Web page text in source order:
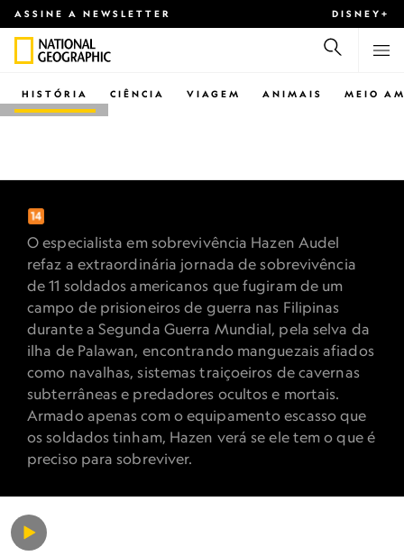
ASSINE A NEWSLETTER DISNEY+
CIÊNCIA VIAGEM ANIMAIS
HISTÓRIA MEIO
SOBREVIVÊNCIA COM
HAZEN AUDEL
O especialista em sobrevivência Hazen Audel
refaz a extraordinária jornada de sobrevivência
de 11 soldados americanos que fugiram de um
campo de prisioneiros de guerra nas Filipinas
durante a Segunda Guerra Mundial, pela selva da
ilha de Palawan, encontrando manguezais afiados
como navalhas, sistemas traiçoeiros de cavernas
subterrâneas e predadores ocultos e mortais.
Armado apenas com o equipamento escasso que
os soldados tinham, Hazen verá se ele tem o que é
preciso para sobreviver.